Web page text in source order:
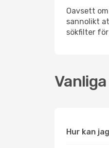
Oavsett
sannolikt
sökfilter
Hur kan